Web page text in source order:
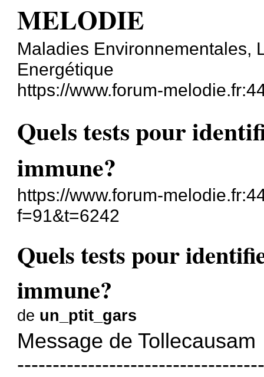
MELODIE
Maladies Environnementales,
Energétique
https://www.forum-
Quels tests pour
immune?
https://www.forum-
f=91&t=6242
Quels tests pour
immune?
de un_ptit_gars
Message de Tollecausam